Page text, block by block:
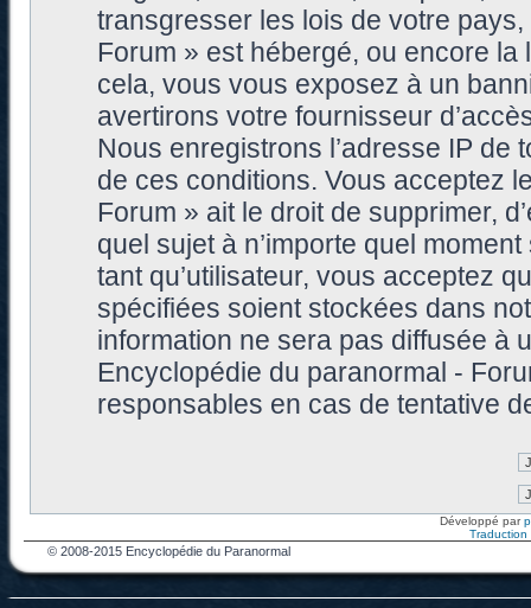
transgresser les lois de votre
Forum » est hébergé, ou encore
cela, vous vous exposez à un
avertirons votre fournisseur
Nous enregistrons l’adresse IP de
de ces conditions. Vous acceptez
Forum » ait le droit de supprimer,
quel sujet à n’importe quel
tant qu’utilisateur, vous acceptez
spécifiées soient stockées dans
information ne sera pas diffusée à
Encyclopédie du paranormal -
responsables en cas de tentative
Développé par
Traduction
© 2008-2015 Encyclopédie du Paranormal